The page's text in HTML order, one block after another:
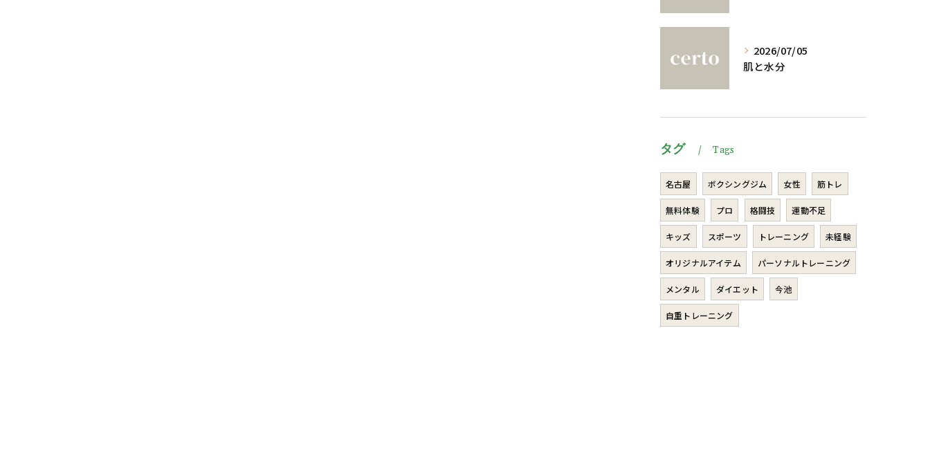
2026/07/05
肌と水分
タグ Tags
名古屋 ボクシングジム 女性 筋トレ
無料体験 プロ 格闘技 運動不足
キッズ スポーツ トレーニング 未経験
オリジナルアイテム パーソナルトレーニング
メンタル ダイエット 今池
自重トレーニング